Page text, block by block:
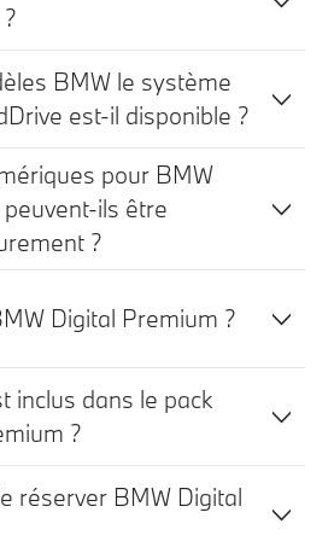
BMW le système
est-il disponible ?
pour BMW
ils être
?
Digital Premium ?
inclus dans le pack
?
réserver BMW Digital